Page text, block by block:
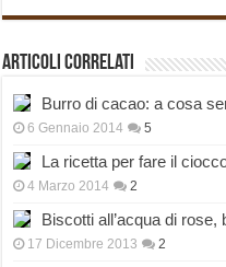
Articoli correlati
Burro di cacao: a cosa
6 Gennaio 2014 5
La ricetta per fare il
4 Marzo 2014 2
Biscotti all’acqua di
17 Dicembre 2013 2